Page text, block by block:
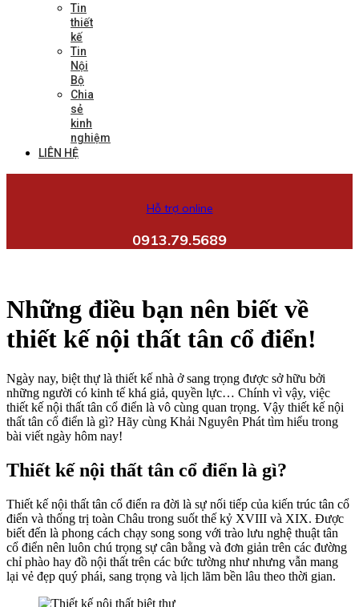
Tin
thiết
kế
Tin
Nội
Bộ
Chia
sẻ
kinh
nghiệm
LIÊN HỆ
Hỗ trợ online
0913.79.5689
Những điều bạn nên biết về
thiết kế nội thất tân cổ điển!
Ngày nay, biệt thự là thiết kế nhà ở sang trọng được sở hữu bởi
những người có kinh tế khá giả, quyền lực… Chính vì vậy, việc
thiết kế nội thất tân cổ điển là vô cùng quan trọng. Vậy thiết kế nội
thất tân cổ điển là gì? Hãy cùng Khải Nguyên Phát tìm hiểu trong
bài viết ngày hôm nay!
Thiết kế nội thất tân cổ điển là gì?
Thiết kế nội thất tân cổ điển ra đời là sự nối tiếp của kiến trúc tân cổ
điển và thống trị toàn Châu trong suốt thế kỷ XVIII và XIX. Được
biết đến là phong cách chạy song song với trào lưu nghệ thuật tân
cổ điển nên luôn chú trọng sự cân bằng và đơn giản trên các đường
chỉ phào hay đồ nội thất trên các bức tường như nhưng vẫn mang
lại vẻ đẹp quý phái, sang trọng và lịch lãm bền lâu theo thời gian.